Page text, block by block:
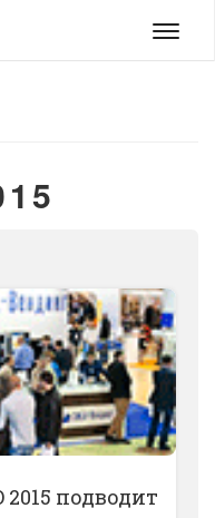
Меню
2015 подводит